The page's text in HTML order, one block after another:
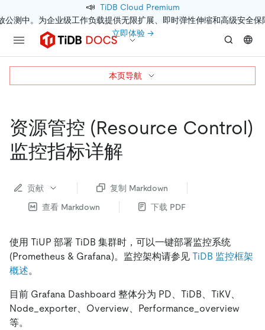
📣 TiDB Cloud Premium
公测中。为企业级工作负载提供无限扩展、即时弹性伸缩和高级安全保
立即体验 →
资源管控 (Resource Control)
监控指标详解
贡献
复制 Markdown
查看 Markdown
下载 PDF
使用 TiUP 部署 TiDB 集群时，可以一键部署监控系统
(Prometheus & Grafana)。监控架构请参见 TiDB 监控框架
概述。
目前 Grafana Dashboard 整体分为 PD、TiDB、TiKV、
Node_exporter、Overview、Performance_overview
等。
本页导航